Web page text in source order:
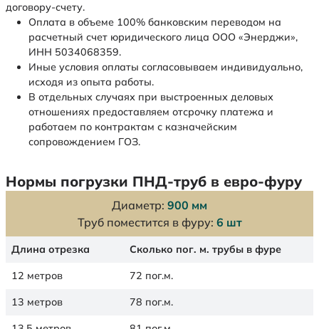
договору-счету.
Оплата в объеме 100% банковским переводом на
расчетный счет юридического лица ООО «Энерджи»,
ИНН 5034068359.
Иные условия оплаты согласовываем индивидуально,
исходя из опыта работы.
В отдельных случаях при выстроенных деловых
отношениях предоставляем отсрочку платежа и
работаем по контрактам с казначейским
сопровождением ГОЗ.
Нормы погрузки ПНД-труб в евро-фуру
Диаметр: 900 мм
Труб поместится в фуру: 6 шт
Длина отрезка Сколько пог. м. трубы в фуре
12 метров 72 пог.м.
13 метров 78 пог.м.